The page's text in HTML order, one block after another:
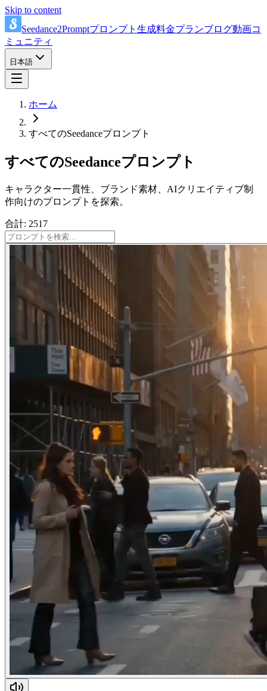
Skip to content
Seedance2Promptプロンプト 生成料金プランブログ動画コ
ミュニティ
日本語
ホーム
すべてのSeedanceプロンプト
すべてのSeedanceプロンプト
キャラクター一貫性、ブランド素材、AIクリエイティブ制
作向けのプロンプトを探索。
合計: 2517